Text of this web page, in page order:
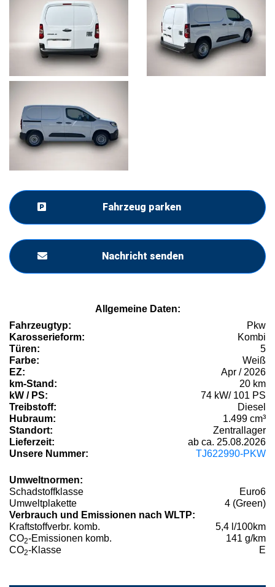
Fahrzeug parken
Nachricht senden
Allgemeine Daten:
Fahrzeugtyp:
Pkw
Karosserieform:
Kombi
Türen:
5
Farbe:
Weiß
EZ:
Apr / 2026
km-Stand:
20 km
kW / PS:
74 kW/ 101 PS
Treibstoff:
Diesel
Hubraum:
1.499 cm³
Standort:
Zentrallager
Lieferzeit:
ab ca. 25.08.2026
Unsere Nummer:
TJ622990-PKW
Umweltnormen:
Schadstoffklasse
Euro6
Umweltplakette
4 (Green)
Verbrauch und Emissionen nach WLTP:
Kraftstoffverbr. komb.
5,4 l/100km
CO2-Emissionen komb.
141 g/km
CO2-Klasse E